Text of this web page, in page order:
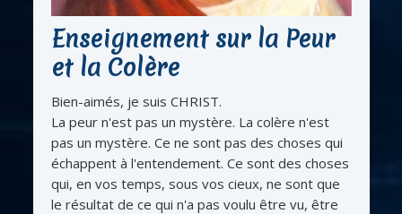
Enseignement sur la Peur
et la Colère
Bien-aimés, je suis CHRIST.
La peur n'est pas un mystère. La colère n'est
pas un mystère. Ce ne sont pas des choses qui
échappent à l'entendement. Ce sont des choses
qui, en vos temps, sous vos cieux, ne sont que
le résultat de ce qui n'a pas voulu être vu, être